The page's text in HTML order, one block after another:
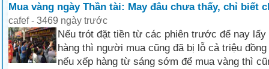
Mua vàng ngày Thần tài: May đâu chưa thấy, chỉ biết
cafef - 3469 ngày trước
Nếu trót đặt tiền từ các phiên trước để nay
hàng thì người mua cũng đã bị lỗ cả triệu
nếu xếp hàng từ sáng sớm để mua vàng thì